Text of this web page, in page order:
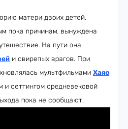
матери двоих детей,
пока причинам, вынуждена
На пути она
и свирепых врагов. При
мультфильмами Хаяо
и сеттингом средневековой
пока не сообщают.